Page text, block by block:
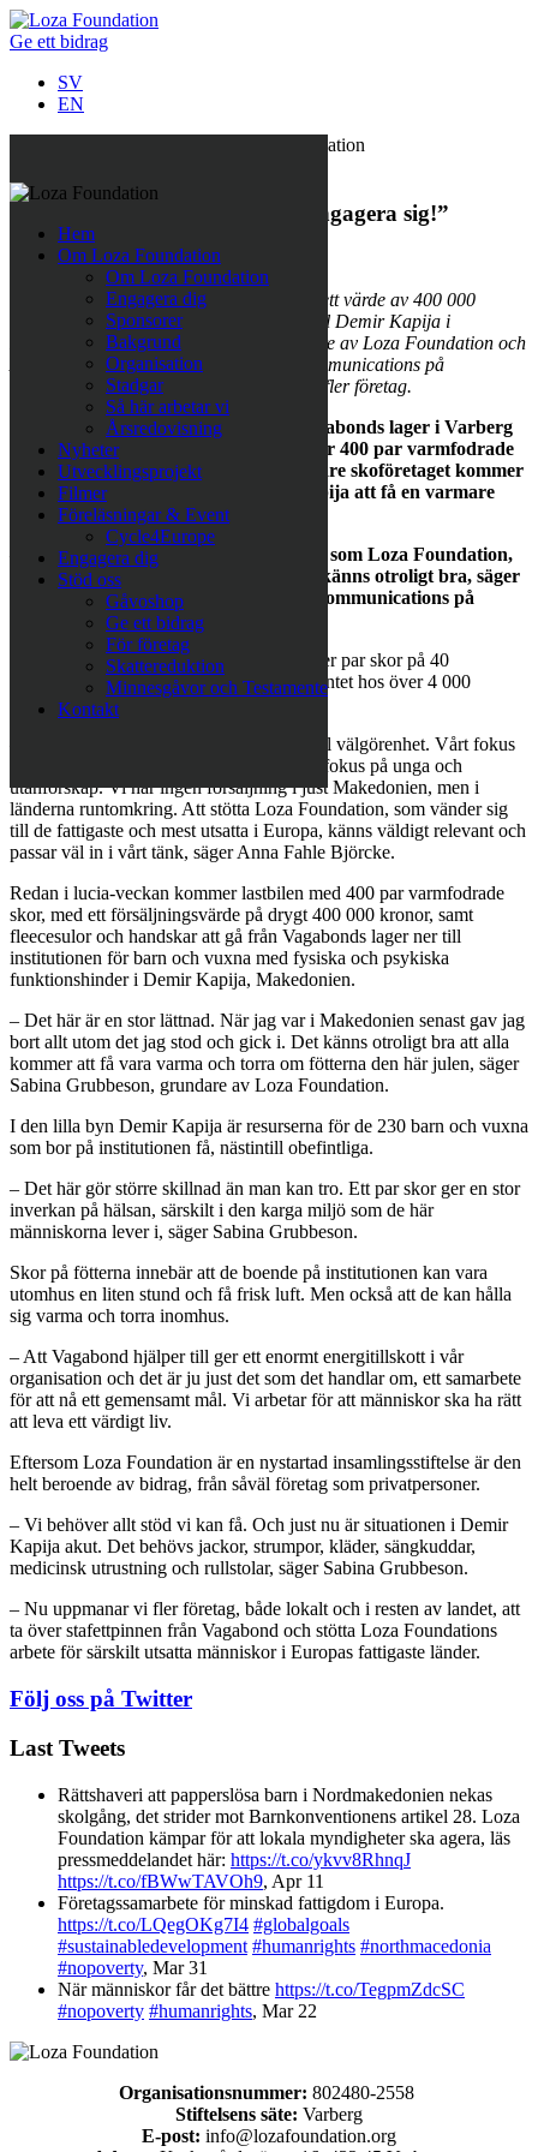
Ge ett bidrag
SV
EN
Hem
Om Loza Foundation
Om Loza Foundation
Engagera dig
Sponsorer
Bakgrund
Organisation
Stadgar
Så här arbetar vi
Årsredovisning
Nyheter
Utvecklingsprojekt
Filmer
Föreläsningar & Event
Cycle4Europe
Engagera dig
Stöd oss
Gåvoshop
Ge ett bidrag
För företag
Skattereduktion
Minnesgåvor och Testamente
Kontakt
”Vi uppmanar fler företag att engagera sig!”
12 december 2017
Snart går lastbilen med 400 par skor, till ett värde av 400 000
kronor, från Vagabonds lager i Varberg till Demir Kapija i
Makedonien. Sabina Grubbeson, grundare av Loza Foundation och
Anna Fahle Björcke, Head of Brand Communications på
Vagabond, hoppas att detta ska inspirera fler företag.
Lagom till Lucia går lastbilen från Vagabonds lager i Varberg
ner till Makedonien. I sändningen ligger 400 par varmfodrade
skor, fleecesulor och handskar. Tack vare skoföretaget kommer
de boende på institutionen i Demir Kapija att få en varmare
vinter.
Att kunna stötta en lokal verksamhet som Loza Foundation,
som samtidigt har en global inverkan, känns otroligt bra, säger
Anna Fahle Björcke, Head of Brand Communications på
Vagabond.
Varje år distribuerar Vagabond 2,5 miljoner par skor på 40
marknader och varumärket ingår i sortimentet hos över 4 000
återförsäljare.
– Varje år avsätter vi en del av vår vinst till välgörenhet. Vårt fokus
ligger på hälsa, miljö och utbildning med fokus på unga och
utanförskap. Vi har ingen försäljning i just Makedonien, men i
länderna runtomkring. Att stötta Loza Foundation, som vänder sig
till de fattigaste och mest utsatta i Europa, känns väldigt relevant och
passar väl in i vårt tänk, säger Anna Fahle Björcke.
Redan i lucia-veckan kommer lastbilen med 400 par varmfodrade
skor, med ett försäljningsvärde på drygt 400 000 kronor, samt
fleecesulor och handskar att gå från Vagabonds lager ner till
institutionen för barn och vuxna med fysiska och psykiska
funktionshinder i Demir Kapija, Makedonien.
– Det här är en stor lättnad. När jag var i Makedonien senast gav jag
bort allt utom det jag stod och gick i. Det känns otroligt bra att alla
kommer att få vara varma och torra om fötterna den här julen, säger
Sabina Grubbeson, grundare av Loza Foundation.
I den lilla byn Demir Kapija är resurserna för de 230 barn och vuxna
som bor på institutionen få, nästintill obefintliga.
– Det här gör större skillnad än man kan tro. Ett par skor ger en stor
inverkan på hälsan, särskilt i den karga miljö som de här
människorna lever i, säger Sabina Grubbeson.
Skor på fötterna innebär att de boende på institutionen kan vara
utomhus en liten stund och få frisk luft. Men också att de kan hålla
sig varma och torra inomhus.
– Att Vagabond hjälper till ger ett enormt energitillskott i vår
organisation och det är ju just det som det handlar om, ett samarbete
för att nå ett gemensamt mål. Vi arbetar för att människor ska ha rätt
att leva ett värdigt liv.
Eftersom Loza Foundation är en nystartad insamlingsstiftelse är den
helt beroende av bidrag, från såväl företag som privatpersoner.
– Vi behöver allt stöd vi kan få. Och just nu är situationen i Demir
Kapija akut. Det behövs jackor, strumpor, kläder, sängkuddar,
medicinsk utrustning och rullstolar, säger Sabina Grubbeson.
– Nu uppmanar vi fler företag, både lokalt och i resten av landet, att
ta över stafettpinnen från Vagabond och stötta Loza Foundations
arbete för särskilt utsatta människor i Europas fattigaste länder.
Följ oss på Twitter
Last Tweets
Rättshaveri att papperslösa barn i Nordmakedonien nekas
skolgång, det strider mot Barnkonventionens artikel 28. Loza
Foundation kämpar för att lokala myndigheter ska agera, läs
pressmeddelandet här: https://t.co/ykvv8RhnqJ
https://t.co/fBWwTAVOh9, Apr 11
Företagssamarbete för minskad fattigdom i Europa.
https://t.co/LQegOKg7I4 #globalgoals
#sustainabledevelopment #humanrights #northmacedonia
#nopoverty, Mar 31
När människor får det bättre https://t.co/TegpmZdcSC
#nopoverty #humanrights, Mar 22
Organisationsnummer: 802480-2558
Stiftelsens säte: Varberg
E-post: info@lozafoundation.org